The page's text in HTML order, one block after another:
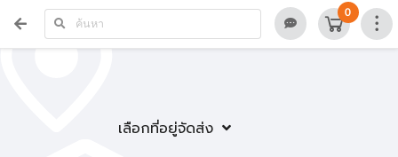
เลือกที่อยู่จัดส่ง
0